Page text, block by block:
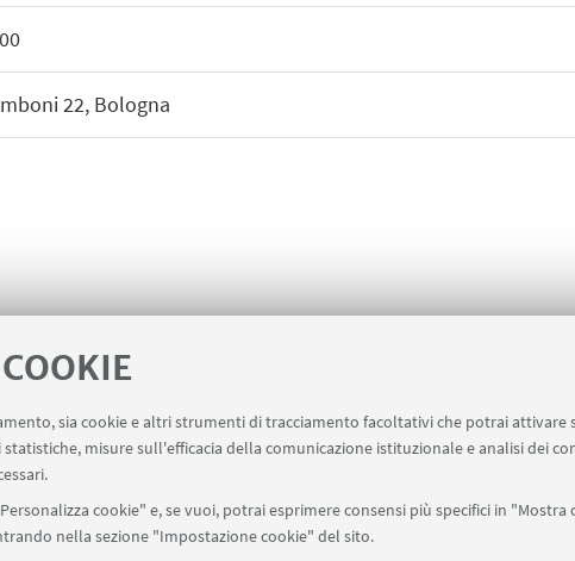
sia cookie e altri strumenti di tracciamento facoltativi che potrai attivare
misure sull'efficacia della comunicazione istituzionale e analisi dei
cookie" e, se vuoi, potrai esprimere consensi più specifici in "Mostra
nella sezione "Impostazione cookie" del sito.
22, Bologna